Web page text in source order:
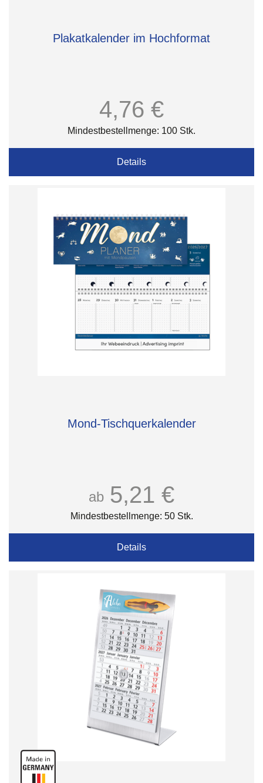
Plakatkalender im Hochformat
4,76 €
Mindestbestellmenge: 100 Stk.
Details
Mond-Tischquerkalender
ab 5,21 €
Mindestbestellmenge: 50 Stk.
Details